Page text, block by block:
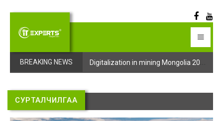
BREAKING NEWS
Digitalization in mining Mongolia 2025 арга хэмжээний бүртгэл эхэллээ Digitalization in mining Mongolia 2025 арга хэмжээний бүртгэл эхэллээ
СУРТАЛЧИЛГАА